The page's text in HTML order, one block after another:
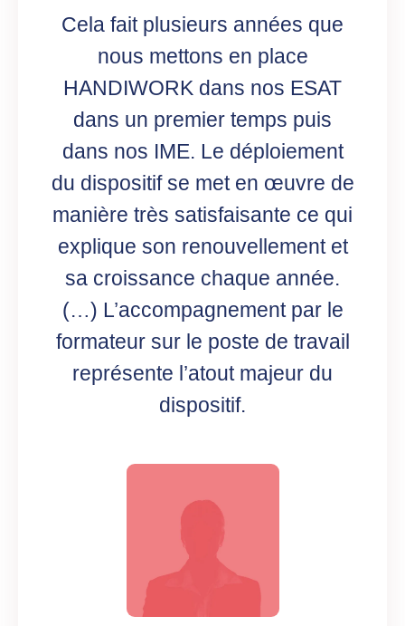
Cela fait plusieurs années que
nous mettons en place
HANDIWORK dans nos ESAT
dans un premier temps puis
dans nos IME. Le déploiement
du dispositif se met en œuvre de
manière très satisfaisante ce qui
explique son renouvellement et
sa croissance chaque année.
(…) L’accompagnement par le
formateur sur le poste de travail
représente l’atout majeur du
dispositif.